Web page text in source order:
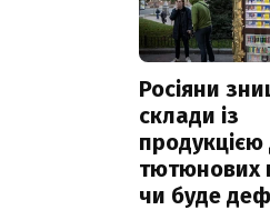
Росіяни
склади із
продукцією
тютюнових
чи буде